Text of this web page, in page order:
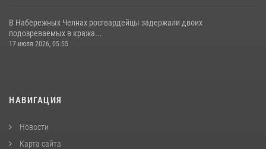
В Набережных Челнах росгвардейцы задержали двоих
подозреваемых в кража...
17 июля 2026, 05:55
НАВИГАЦИЯ
Новости
Карта сайта